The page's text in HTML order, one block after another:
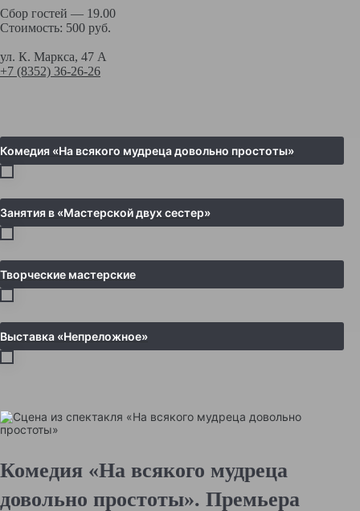
Сбор гостей — 19.00
Стоимость: 500 руб.
ул. К. Маркса, 47 А
+7 (8352) 36-26-26
Комедия «На всякого мудреца довольно простоты»
Занятия в «Мастерской двух сестер»
Творческие мастерские
Выставка «Непреложное»
Комедия «На всякого мудреца
довольно простоты». Премьера